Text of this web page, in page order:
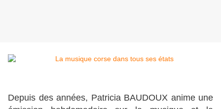
Depuis des années, Patricia BAUDOUX anime une